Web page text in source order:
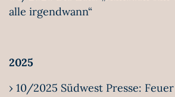
alle irgendwann“
2025
› 10/2025 Südwest Presse: